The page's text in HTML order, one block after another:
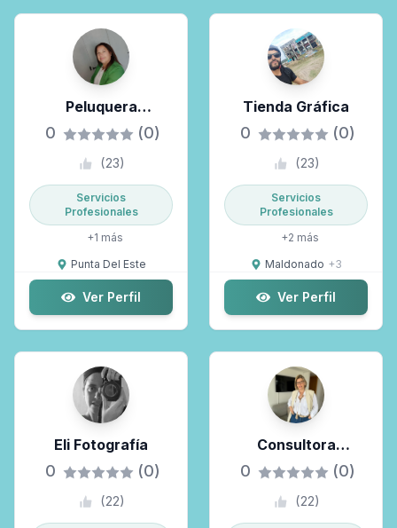
Peluquera
Peinadora
0 (0)
(23)
Servicios
Profesionales
+1 más
Punta Del Este
Ver Perfil
Tienda Gráfica
0 (0)
(23)
Servicios
Profesionales
+2 más
Maldonado +3
Ver Perfil
Eli Fotografía
0 (0)
(22)
Consultora
Psicológica,
Sexualidad
0 (0)
(22)